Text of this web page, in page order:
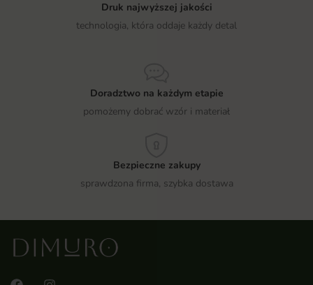
Druk najwyższej jakości
technologia, która oddaje każdy detal
Doradztwo na każdym etapie
pomożemy dobrać wzór i materiał
Bezpieczne zakupy
sprawdzona firma, szybka dostawa